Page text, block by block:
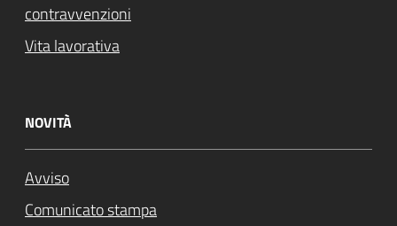
contravvenzioni
Vita lavorativa
NOVITÀ
Avviso
Comunicato stampa